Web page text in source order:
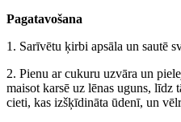
Pagatavošana
1. Sarīvētu ķirbi apsāla un sautē
2. Pienu ar cukuru uzvāra un
maisot karsē uz lēnas uguns, līdz
cieti, kas izšķīdināta ūdenī, un